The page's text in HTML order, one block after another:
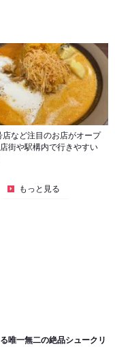
店など注目のお店がオープ
街や駅構内で行きやすい
もっと見る
唯一無二の絶品シュークリ